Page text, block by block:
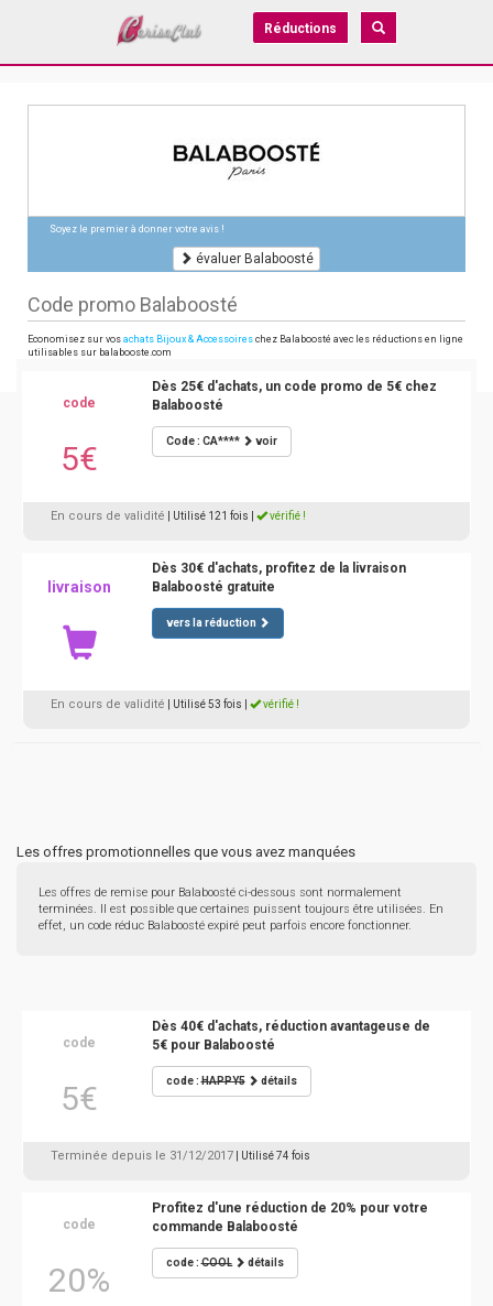
Réductions
Soyez le premier à donner votre avis !
évaluer Balaboosté
Code promo Balaboosté
Economisez sur vos achats Bijoux & Accessoires chez Balaboosté avec les réductions en ligne
utilisables sur balabooste.com
code
5€
Dès 25€ d'achats, un code promo de 5€ chez
Balaboosté
Code : CA**** voir
En cours de validité | Utilisé 121 fois vérifié !
livraison
Dès 30€ d'achats, profitez de la livraison
Balaboosté gratuite
vers la réduction
En cours de validité | Utilisé 53 fois vérifié !
Les offres promotionnelles que vous avez manquées
Les offres de remise pour Balaboosté ci-dessous sont normalement
terminées. Il est possible que certaines puissent toujours être utilisées. En
effet, un code réduc Balaboosté expiré peut parfois encore fonctionner.
code
5€
Dès 40€ d'achats, réduction avantageuse de
5€ pour Balaboosté
code :HAPPY5 détails
Terminée depuis le 31/12/2017 | Utilisé 74 fois
code
20%
Profitez d'une réduction de 20% pour votre
commande Balaboosté
code :COOL détails